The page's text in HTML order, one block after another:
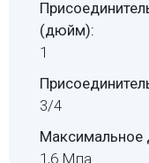
(дюйм):
1
3/4
Максимальное
1,6 Мпа